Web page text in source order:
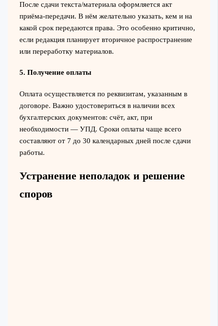
После сдачи текста/материала оформляется акт
приёма-передачи. В нём желательно указать, кем и на
какой срок передаются права. Это особенно критично,
если редакция планирует вторичное распространение
или переработку материалов.
5. Получение оплаты
Оплата осуществляется по реквизитам, указанным в
договоре. Важно удостовериться в наличии всех
бухгалтерских документов: счёт, акт, при
необходимости — УПД. Сроки оплаты чаще всего
составляют от 7 до 30 календарных дней после сдачи
работы.
Устранение неполадок и решение
споров